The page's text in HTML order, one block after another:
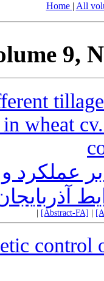
Home | All
9,
wheat
عملکرد و
[Abstract-FA]
control